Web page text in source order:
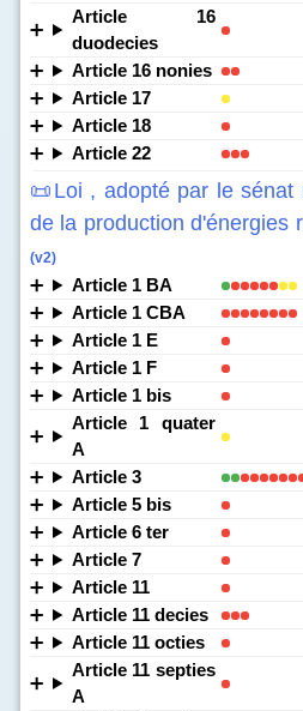
Article 16
duodecies
Article 16 nonies
Article 17
Article 18
Article 22
📜Loi , adopté par le sénat
de la production d'énergies
(v2)
Article 1 BA
Article 1 CBA
Article 1 E
Article 1 F
Article 1 bis
Article 1 quater
A
Article 3
Article 5 bis
Article 6 ter
Article 7
Article 11
Article 11 decies
Article 11 octies
Article 11 septies
A